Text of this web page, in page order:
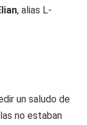
, alias L-
un saludo de
no estaban